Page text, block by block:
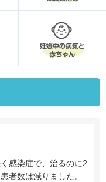
感染症で、治るのに2
者数は減りました。